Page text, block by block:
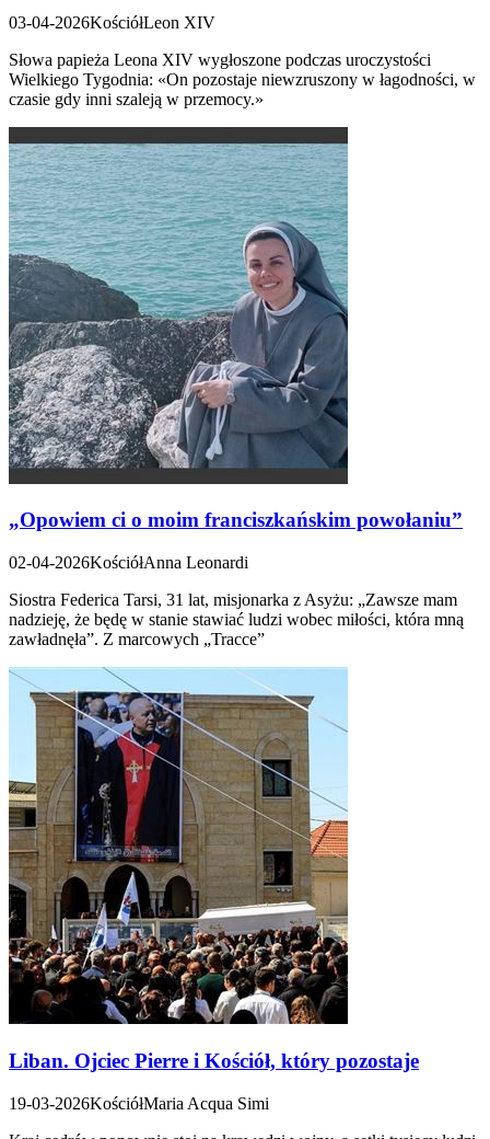
03-04-2026KościółLeon XIV
Słowa papieża Leona XIV wygłoszone podczas uroczystości
Wielkiego Tygodnia: «On pozostaje niewzruszony w łagodności, w
czasie gdy inni szaleją w przemocy.»
„Opowiem ci o moim franciszkańskim powołaniu”
02-04-2026KościółAnna Leonardi
Siostra Federica Tarsi, 31 lat, misjonarka z Asyżu: „Zawsze mam
nadzieję, że będę w stanie stawiać ludzi wobec miłości, która mną
zawładnęła”. Z marcowych „Tracce”
Liban. Ojciec Pierre i Kościół, który pozostaje
19-03-2026KościółMaria Acqua Simi